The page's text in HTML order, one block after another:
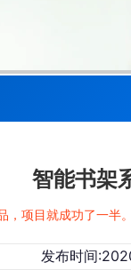
智能书架
，项目就成功了一半
发布时间